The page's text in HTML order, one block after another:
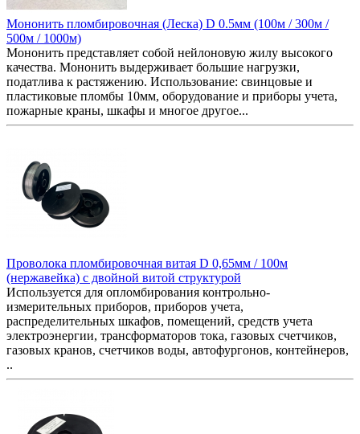
Мононить пломбировочная (Леска) D 0.5мм (100м / 300м /
500м / 1000м)
Мононить представляет собой нейлоновую жилу высокого
качества. Мононить выдерживает большие нагрузки,
податлива к растяжению. Использование: свинцовые и
пластиковые пломбы 10мм, оборудование и приборы учета,
пожарные краны, шкафы и многое другое...
Проволока пломбировочная витая D 0,65мм / 100м
(нержавейка) с двойной витой структурой
Используется для опломбирования контрольно-
измерительных приборов, приборов учета,
распределительных шкафов, помещений, средств учета
электроэнергии, трансформаторов тока, газовых счетчиков,
газовых кранов, счетчиков воды, автофургонов, контейнеров,
..